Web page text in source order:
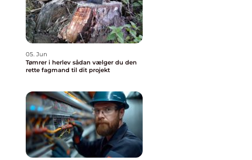
05. Jun
Tømrer i herlev sådan vælger du den
rette fagmand til dit projekt